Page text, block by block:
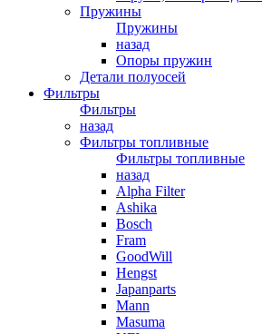
Пружины
Пружины
назад
Опоры пружин
Детали полуосей
Фильтры
Фильтры
назад
Фильтры топливные
Фильтры топливные
назад
Alpha Filter
Ashika
Bosch
Fram
GoodWill
Hengst
Japanparts
Mann
Masuma